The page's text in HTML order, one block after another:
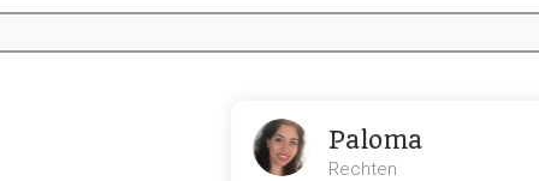
is er geen sprake van problemen met licht en vaak
in de anamnese die je kan uitvragen bij iemand met
voorgeschiedenis,vaccinaties
Paloma
Rechten